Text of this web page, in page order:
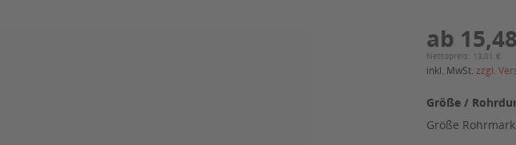
ab
Nettopreis: 13,01 €
inkl. MwSt.zzgl.
Größe /
Größe